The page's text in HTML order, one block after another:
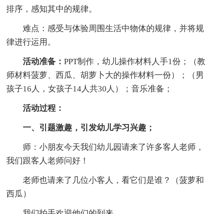
排序，感知其中的规律。
难点：感受与体验周围生活中物体的规律，并将规
律进行运用。
活动准备：PPT制作，幼儿操作材料人手1份；（教
师材料菠萝、西瓜、胡萝卜大的操作材料一份）；（男
孩子16人，女孩子14人共30人）；音乐准备；
活动过程：
一、引题激趣，引发幼儿学习兴趣；
师：小朋友今天我们幼儿园请来了许多客人老师，
我们跟客人老师问好！
老师也请来了几位小客人，看它们是谁？（菠萝和
西瓜）